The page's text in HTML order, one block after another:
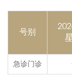
号别
急诊门诊